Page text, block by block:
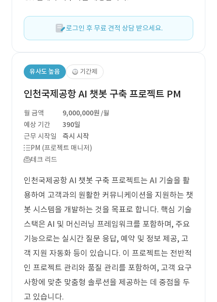
로그인 후 무료 견적 상담 받으세요.
유사도 높음 기간제
인천국제공항 AI 챗봇 구축 프로젝트 PM
월 금액 9,000,000원 /월
예상 기간
390일
근무 시작일
즉시 시작
PM (프로젝트 매니저)
테크 리드
인천국제공항 AI 챗봇 구축 프로젝트는 AI 기술을 활
용하여 고객과의 원활한 커뮤니케이션을 지원하는 챗
봇 시스템을 개발하는 것을 목표로 합니다. 핵심 기술
스택은 AI 및 머신러닝 프레임워크를 포함하며, 주요
기능으로는 실시간 질문 응답, 예약 및 정보 제공, 고
객 지원 자동화 등이 있습니다. 이 프로젝트는 전반적
인 프로젝트 관리와 품질 관리를 포함하여, 고객 요구
사항에 맞춘 맞춤형 솔루션을 제공하는 데 중점을 두
고 있습니다.